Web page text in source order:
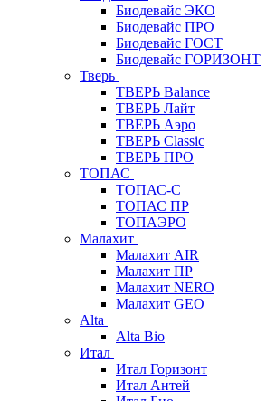
Биодевайс ЭКО
Биодевайс ПРО
Биодевайс ГОСТ
Биодевайс ГОРИЗОНТ
Тверь
ТВЕРЬ Balance
ТВЕРЬ Лайт
ТВЕРЬ Аэро
ТВЕРЬ Classic
ТВЕРЬ ПРО
ТОПАС
ТОПАС-С
ТОПАС ПР
ТОПАЭРО
Малахит
Малахит AIR
Малахит ПР
Малахит NERO
Малахит GEO
Alta
Alta Bio
Итал
Итал Горизонт
Итал Антей